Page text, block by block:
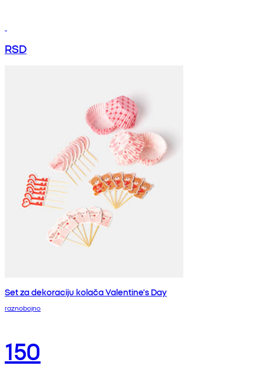
RSD
Set za dekoraciju kolača Valentine's Day
raznobojno
150